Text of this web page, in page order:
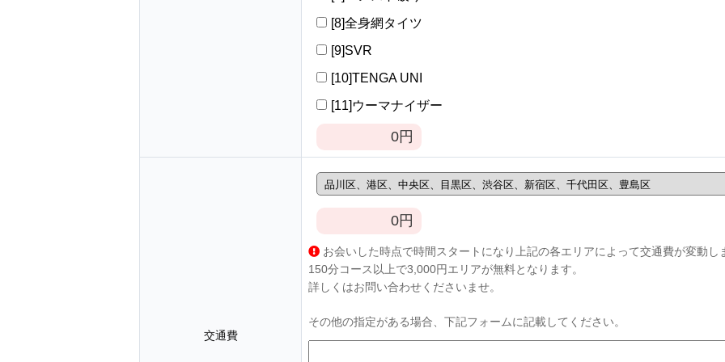
[8]全身網タイツ
[9]SVR
[10]TENGA UNI
[11]ウーマナイザー
0円
交通費
0円
お会いした時点で時間スタートになり上記の各エリアによって交通費が変動し
150分コース以上で3,000円エリアが無料となります。
詳しくはお問い合わせくださいませ。
その他の指定がある場合、下記フォームに記載してください。